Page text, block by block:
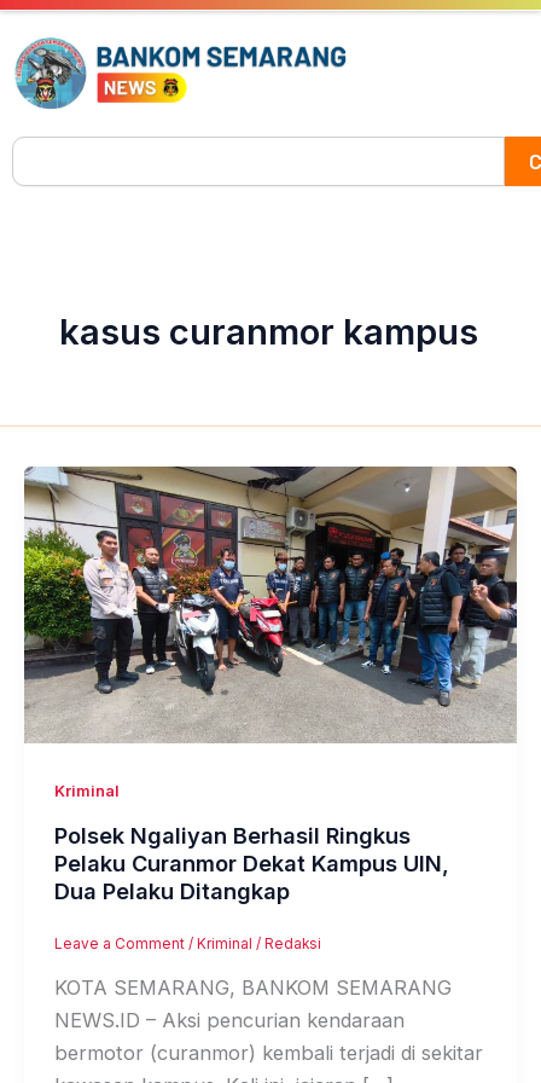
Skip
content
Search
kasus curanmor kampus
Kriminal
Polsek Ngaliyan Berhasil Ringkus
Pelaku Curanmor Dekat Kampus UIN,
Dua Pelaku Ditangkap
Leave a Comment / Kriminal / Redaksi
KOTA SEMARANG, BANKOM SEMARANG
NEWS.ID – Aksi pencurian kendaraan
bermotor (curanmor) kembali terjadi di sekitar